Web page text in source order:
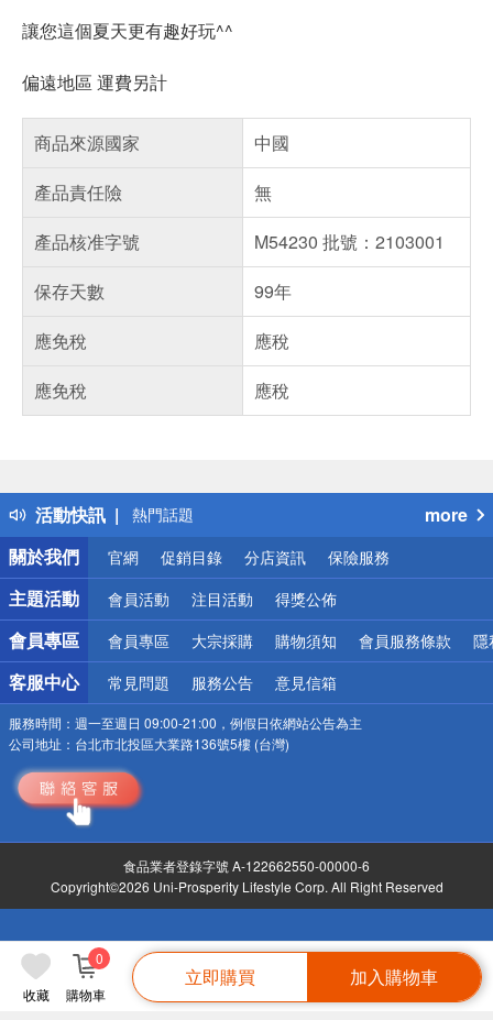
收藏 購物車
0
立即購買 加入購物車
讓您這個夏天更有趣好玩^^
偏遠地區 運費另計
商品來源國家
中國
產品責任險
無
產品核准字號
M54230 批號：2103001
保存天數
99年
應免稅
應稅
應免稅
應稅
活動快訊
得獎公告
熱門話題
銀行優惠
偏遠地區配送
詐騙網頁！請小心！
more
關於我們
官網 促銷目錄 分店資訊 保險服務
主題活動 會員活動 注目活動 得獎公佈
會員專區 會員專區 大宗採購 購物須知 會員服務條款 隱
客服中心 常見問題 服務公告 意見信箱
服務時間： 週一至週日 09:00-21:00，例假日依網站公告為主
公司地址： 台北市北投區大業路136號5樓 (台灣)
食品業者登錄字號 A-122662550-00000-6
Copyright©2026 Uni-Prosperity Lifestyle Corp. All Right Reserved